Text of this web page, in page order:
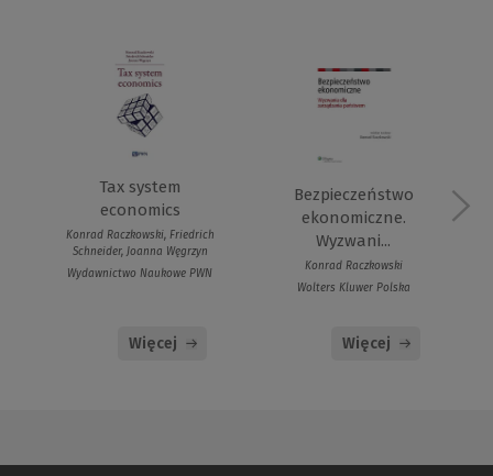
Tax system
economics
Konrad Raczkowski, Friedrich
Schneider, Joanna Węgrzyn
Wydawnictwo Naukowe PWN
Więcej
Bezpieczeństwo
ekonomiczne.
Wyzwani...
Konrad Raczkowski
Wolters Kluwer Polska
Więcej